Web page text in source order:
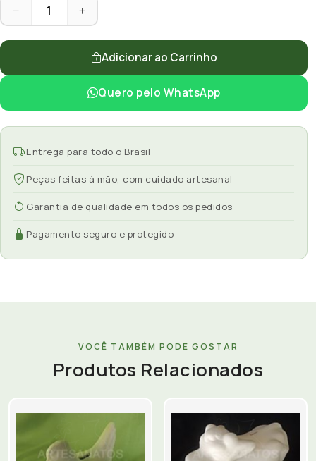
Adicionar ao Carrinho
Quero pelo WhatsApp
Entrega para todo o Brasil
Peças feitas à mão, com cuidado artesanal
Garantia de qualidade em todos os pedidos
Pagamento seguro e protegido
VOCÊ TAMBÉM PODE GOSTAR
Produtos Relacionados